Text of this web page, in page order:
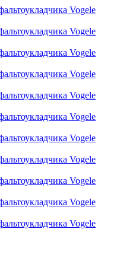
Vogele
Vogele
Vogele
Vogele
Vogele
Vogele
Vogele
Vogele
Vogele
Vogele
Vogele